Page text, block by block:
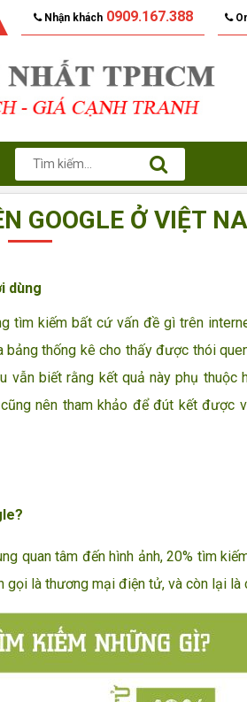
Nhận khách0909.167.388
GOOGLE Ở VIỆT
dùng
kiếm bất cứ vấn đề gì trên
bảng thống kê cho thấy được thói
vẫn biết rằng kết quả này phụ thuộc
nên tham khảo để đút kết được
quan tâm đến hình ảnh, 20% tìm
là thương mại điện tử, và còn lại là